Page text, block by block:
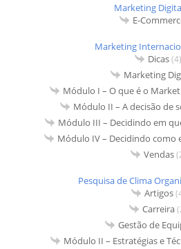
Marketing
E-
Marketing
Dicas(4)
Marketing
Módulo I – O que é o
Módulo II – A decisão de
Módulo III – Decidindo em
Módulo IV – Decidindo como
Vendas
Pesquisa de Clima
Artigos
Carreira
Gestão de
Módulo II – Estratégias e